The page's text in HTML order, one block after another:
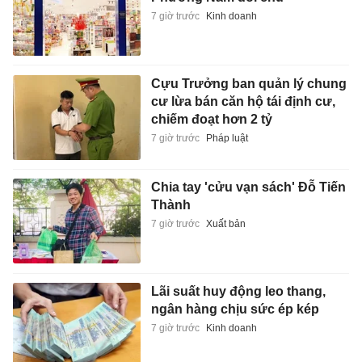
7 giờ trước Kinh doanh
Cựu Trưởng ban quản lý chung
cư lừa bán căn hộ tái định cư,
chiếm đoạt hơn 2 tỷ
7 giờ trước Pháp luật
Chia tay 'cửu vạn sách' Đỗ Tiến
Thành
7 giờ trước Xuất bản
Lãi suất huy động leo thang,
ngân hàng chịu sức ép kép
7 giờ trước Kinh doanh